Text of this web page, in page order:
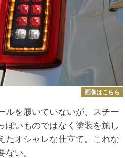
画像はこちら
を履いていないが、スチー
ぽいものではなく塗装を施し
たオシャレな仕立て。これな
ない。